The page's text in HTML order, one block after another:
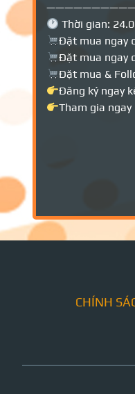
Thời gian:
Đặt mua ngay
Đặt mua ngay
Đặt mua &
Đăng ký ngay
Tham gia ngay
CHÍNH